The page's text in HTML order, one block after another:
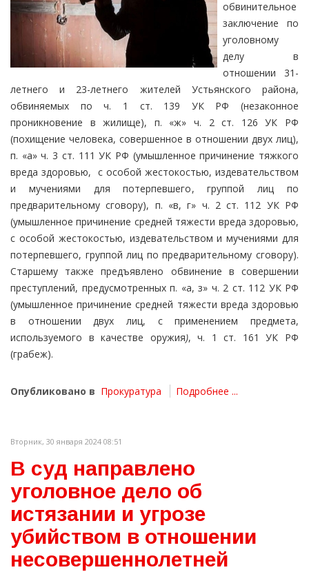
обвинительное
заключение по
уголовному
делу в
отношении 31-
летнего и 23-летнего жителей Устьянского района,
обвиняемых по ч. 1 ст. 139 УК РФ (незаконное
проникновение в жилище), п. «ж» ч. 2 ст. 126 УК РФ
(похищение человека, совершенное в отношении двух лиц),
п. «а» ч. 3 ст. 111 УК РФ (умышленное причинение тяжкого
вреда здоровью, с особой жестокостью, издевательством
и мучениями для потерпевшего, группой лиц по
предварительному сговору), п. «в, г» ч. 2 ст. 112 УК РФ
(умышленное причинение средней тяжести вреда здоровью,
с особой жестокостью, издевательством и мучениями для
потерпевшего, группой лиц по предварительному сговору).
Старшему также предъявлено обвинение в совершении
преступлений, предусмотренных п. «а, з» ч. 2 ст. 112 УК РФ
(умышленное причинение средней тяжести вреда здоровью
в отношении двух лиц, с применением предмета,
используемого в качестве оружия), ч. 1 ст. 161 УК РФ
(грабеж).
Опубликовано в Прокуратура Подробнее ...
Вторник, 30 января 2024 08:51
В суд направлено
уголовное дело об
истязании и угрозе
убийством в отношении
несовершеннолетней